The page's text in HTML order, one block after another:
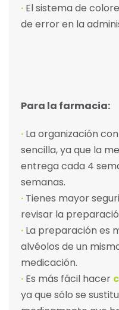
· El sistema de
de error en la
Para la farmacia:
· La organización
sencilla, ya que la
entrega cada 4
semanas.
· Tienes mayor
revisar la
· La preparación es
alvéolos de un
medicación.
· Es más fácil hacer
ya que sólo se